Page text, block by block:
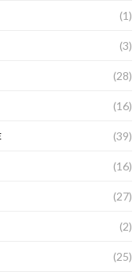
(1)
(3)
(28)
(16)
(39)
(16)
(27)
(2)
(25)